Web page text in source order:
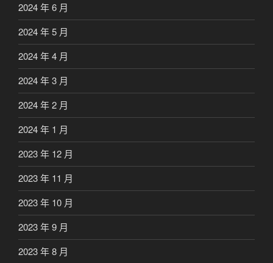
2024 年 6 月
2024 年 5 月
2024 年 4 月
2024 年 3 月
2024 年 2 月
2024 年 1 月
2023 年 12 月
2023 年 11 月
2023 年 10 月
2023 年 9 月
2023 年 8 月